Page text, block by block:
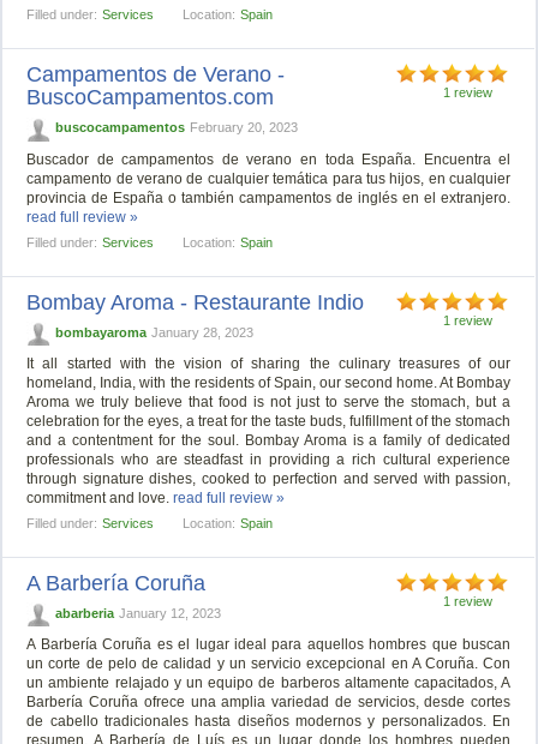
Filled under: Services Location: Spain
1 review
Campamentos de Verano -
BuscoCampamentos.com
buscocampamentos February 20, 2023
Buscador de campamentos de verano en toda España. Encuentra el
campamento de verano de cualquier temática para tus hijos, en cualquier
provincia de España o también campamentos de inglés en el extranjero.
read full review »
Filled under: Services Location: Spain
1 review
Bombay Aroma - Restaurante Indio
bombayaroma January 28, 2023
It all started with the vision of sharing the culinary treasures of our
homeland, India, with the residents of Spain, our second home. At Bombay
Aroma we truly believe that food is not just to serve the stomach, but a
celebration for the eyes, a treat for the taste buds, fulfillment of the stomach
and a contentment for the soul. Bombay Aroma is a family of dedicated
professionals who are steadfast in providing a rich cultural experience
through signature dishes, cooked to perfection and served with passion,
commitment and love.read full review »
Filled under: Services Location: Spain
1 review
A Barbería Coruña
abarberia January 12, 2023
A Barbería Coruña es el lugar ideal para aquellos hombres que buscan
un corte de pelo de calidad y un servicio excepcional en A Coruña. Con
un ambiente relajado y un equipo de barberos altamente capacitados, A
Barbería Coruña ofrece una amplia variedad de servicios, desde cortes
de cabello tradicionales hasta diseños modernos y personalizados. En
resumen, A Barbería de Luís es un lugar donde los hombres pueden